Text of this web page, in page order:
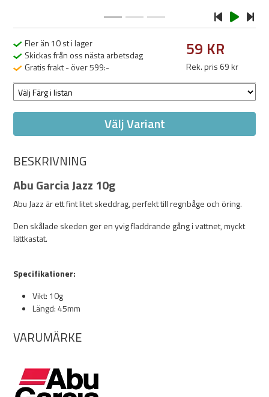
Fler än 10 st i lager
Skickas från oss nästa arbetsdag
Gratis frakt - över 599:-
59 KR
Rek. pris 69 kr
Välj Variant
BESKRIVNING
Abu Garcia Jazz 10g
Abu Jazz är ett fint litet skeddrag, perfekt till regnbåge och öring.
Den skålade skeden ger en yvig fladdrande gång i vattnet, myckt
lättkastat.
Specifikationer:
Vikt: 10g
Längd: 45mm
VARUMÄRKE